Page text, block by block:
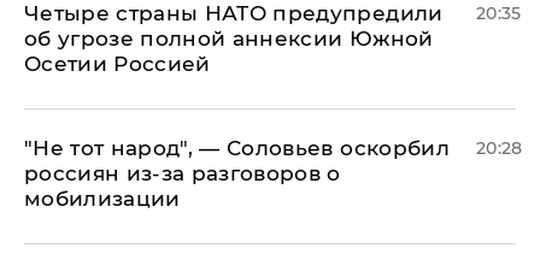
Четыре страны НАТО предупредили
об угрозе полной аннексии Южной
Осетии Россией
20:35
​"Не тот народ", — Соловьев оскорбил
россиян из-за разговоров о
мобилизации
20:28